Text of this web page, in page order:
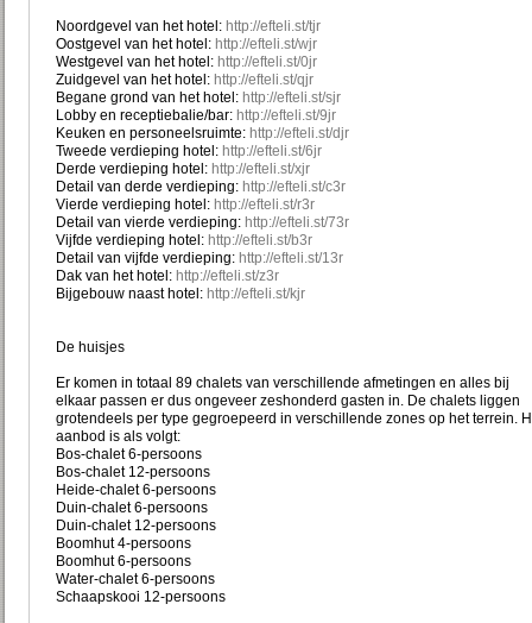
Noordgevel van het hotel: http://efteli.st/tjr
Oostgevel van het hotel: http://efteli.st/wjr
Westgevel van het hotel: http://efteli.st/0jr
Zuidgevel van het hotel: http://efteli.st/qjr
Begane grond van het hotel: http://efteli.st/sjr
Lobby en receptiebalie/bar: http://efteli.st/9jr
Keuken en personeelsruimte: http://efteli.st/djr
Tweede verdieping hotel: http://efteli.st/6jr
Derde verdieping hotel: http://efteli.st/xjr
Detail van derde verdieping: http://efteli.st/c3r
Vierde verdieping hotel: http://efteli.st/r3r
Detail van vierde verdieping: http://efteli.st/73r
Vijfde verdieping hotel: http://efteli.st/b3r
Detail van vijfde verdieping: http://efteli.st/13r
Dak van het hotel: http://efteli.st/z3r
Bijgebouw naast hotel: http://efteli.st/kjr
De huisjes
Er komen in totaal 89 chalets van verschillende afmetingen en alles bij
elkaar passen er dus ongeveer zeshonderd gasten in. De chalets liggen
grotendeels per type gegroepeerd in verschillende zones op het terrein.
aanbod is als volgt:
Bos-chalet 6-persoons
Bos-chalet 12-persoons
Heide-chalet 6-persoons
Duin-chalet 6-persoons
Duin-chalet 12-persoons
Boomhut 4-persoons
Boomhut 6-persoons
Water-chalet 6-persoons
Schaapskooi 12-persoons